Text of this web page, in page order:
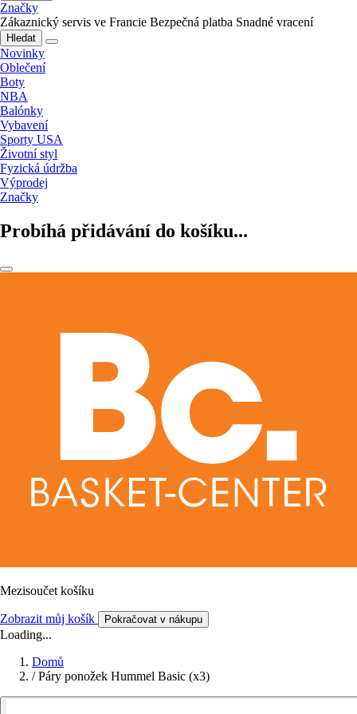
Značky
Zákaznický servis ve Francie Bezpečná platba Snadné vracení
Hledat
Novinky
Oblečení
Boty
NBA
Balónky
Vybavení
Sporty USA
Životní styl
Fyzická údržba
Výprodej
Značky
Probíhá přidávání do košíku...
Mezisoučet košíku
Zobrazit můj košík Pokračovat v nákupu
Loading...
Domů
/ Páry ponožek Hummel Basic (x3)